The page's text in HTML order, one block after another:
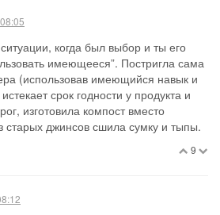
когда был выбор и ты его
имеющееся”. Постригла сама
(использовав имеющийся навык и
срок годности у продукта и
изготовила компост вместо
старых джинсов сшила сумку и тыпы.
9